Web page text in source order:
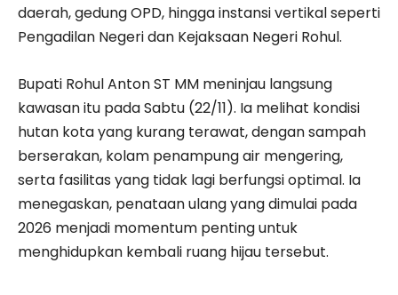
daerah, gedung OPD, hingga instansi vertikal seperti
Pengadilan Negeri dan Kejaksaan Negeri Rohul.
Bupati Rohul Anton ST MM meninjau langsung
kawasan itu pada Sabtu (22/11). Ia melihat kondisi
hutan kota yang kurang terawat, dengan sampah
berserakan, kolam penampung air mengering,
serta fasilitas yang tidak lagi berfungsi optimal. Ia
menegaskan, penataan ulang yang dimulai pada
2026 menjadi momentum penting untuk
menghidupkan kembali ruang hijau tersebut.